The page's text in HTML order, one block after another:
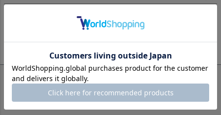
【夏季休業期間中(8/13〜8/16)のご注文・発送について】